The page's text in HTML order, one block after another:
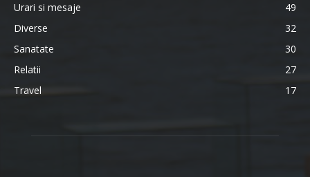
Urari si mesaje
49
Diverse
32
Sanatate
30
Relatii
27
Travel
17